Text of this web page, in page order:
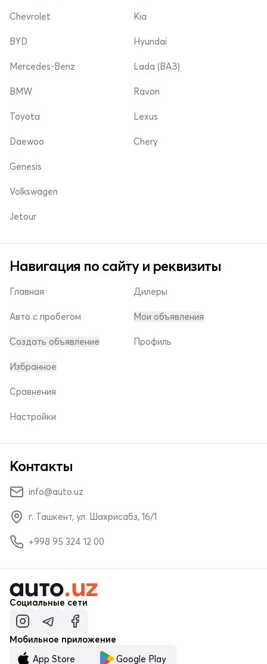
Chevrolet
BYD
Mercedes-Benz
Kia
Hyundai
Lada (ВАЗ)
BMW
Toyota
Daewoo
Ravon
Lexus
Chery
Genesis
Volkswagen
Jetour
Навигация по сайту и реквизиты
Главная
Авто с пробегом
Создать объявление
Дилеры
Мои объявления
Профиль
Избранное
Сравнения
Настройки
Контакты
info@auto.uz
г. Ташкент, ул. Шахрисабз, 16/1
+998 95 324 12 00
Социальные сети
Мобильное приложение
App Store
Google Play